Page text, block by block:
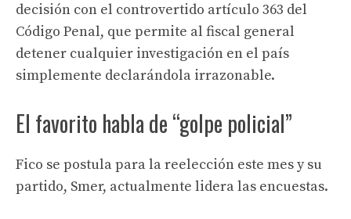
decisión con el controvertido artículo 363 del
Código Penal, que permite al fiscal general
detener cualquier investigación en el país
simplemente declarándola irrazonable.
El favorito habla de “golpe policial”
Fico se postula para la reelección este mes y su
partido, Smer, actualmente lidera las encuestas.